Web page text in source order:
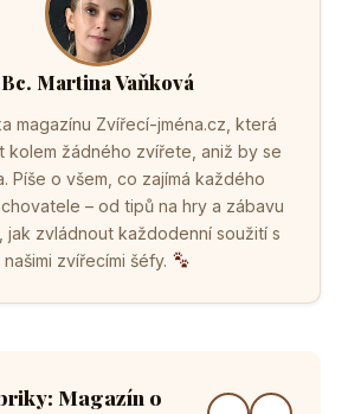
Bc. Martina Vaňková
magazínu Zvířecí-jména.cz, která
kolem žádného zvířete, aniž by se
Píše o všem, co zajímá každého
– od tipů na hry a zábavu
jak zvládnout každodenní soužití s
našimi zvířecími šéfy.
Magazín o